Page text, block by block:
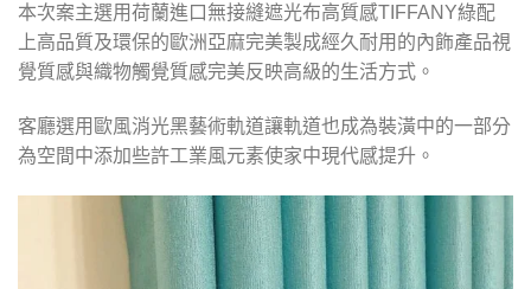
本次案主選用荷蘭進口無接縫遮光布高質感TIFFANY綠配
上高品質及環保的歐洲亞麻完美製成經久耐用的內飾產品視
覺質感與織物觸覺質感完美反映高級的生活方式。
客廳選用歐風消光黑藝術軌道讓軌道也成為裝潢中的一部分
為空間中添加些許工業風元素使家中現代感提升。